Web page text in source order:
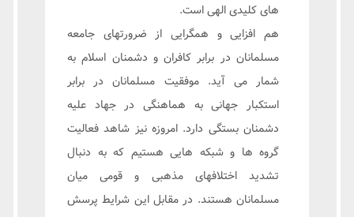
های کلیدی الهی است.
هم افزایی و همگرایی از ضرورتهای جامعه
مسلمانان در برابر کافران و دشمنان اسلام به
شمار می آید. موفقیت مسلمانان در برابر
استکبار جهانی به هماهنگی در جهاد علیه
دشمنان بستگی دارد. امروزه نیز شاهد فعالیت
گروه ها و شبکه هایی هستیم که به دنبال
تشدید اختلافهای مذهبی و قومی میان
مسلمانان هستند. در مقابل این شرایط پرسش